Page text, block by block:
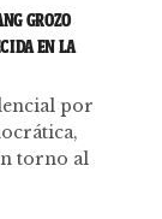
GROZO
EN LA
por
torno al